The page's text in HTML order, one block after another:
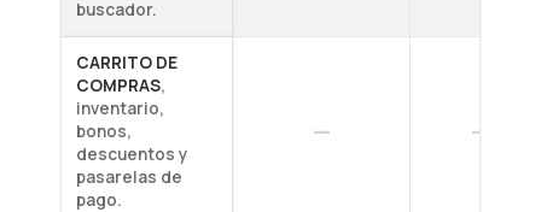
buscador.
CARRITO DE
COMPRAS,
inventario,
bonos,
descuentos y
pasarelas de
pago.
— —